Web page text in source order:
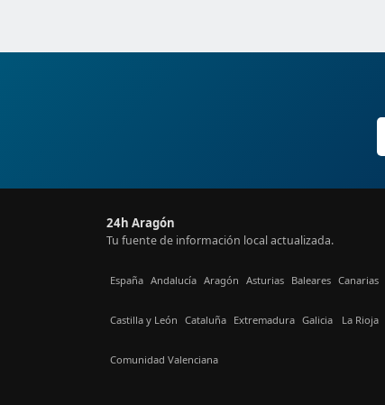
24h Aragón
Tu fuente de información local actualizada.
España Andalucía Aragón Asturias Baleares Canarias
Castilla y León Cataluña Extremadura Galicia La Rioja
Comunidad Valenciana